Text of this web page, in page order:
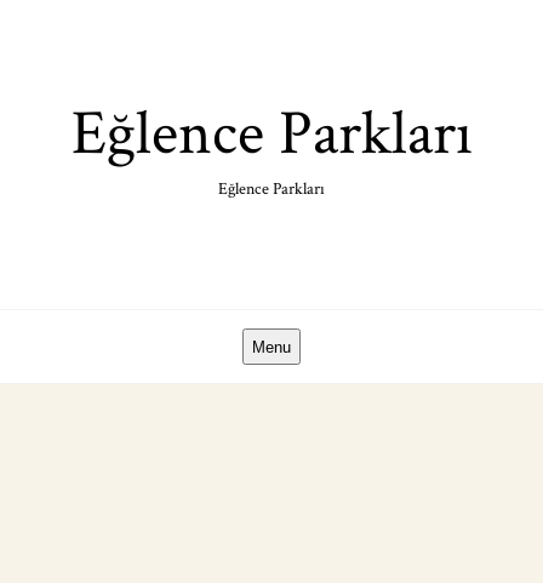
Eğlence Parkları
Eğlence Parkları
Menu